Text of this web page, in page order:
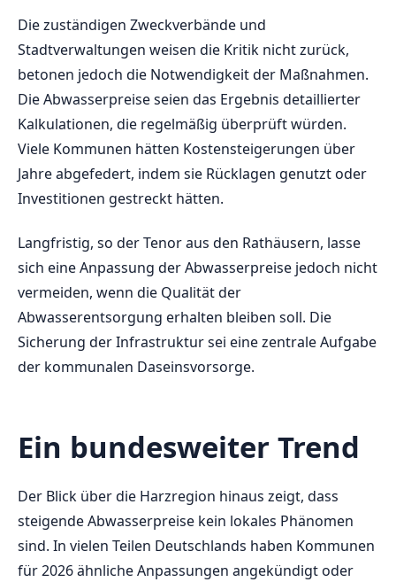
Die zuständigen Zweckverbände und
Stadtverwaltungen weisen die Kritik nicht zurück,
betonen jedoch die Notwendigkeit der Maßnahmen.
Die Abwasserpreise seien das Ergebnis detaillierter
Kalkulationen, die regelmäßig überprüft würden.
Viele Kommunen hätten Kostensteigerungen über
Jahre abgefedert, indem sie Rücklagen genutzt oder
Investitionen gestreckt hätten.
Langfristig, so der Tenor aus den Rathäusern, lasse
sich eine Anpassung der Abwasserpreise jedoch nicht
vermeiden, wenn die Qualität der
Abwasserentsorgung erhalten bleiben soll. Die
Sicherung der Infrastruktur sei eine zentrale Aufgabe
der kommunalen Daseinsvorsorge.
Ein bundesweiter Trend
Der Blick über die Harzregion hinaus zeigt, dass
steigende Abwasserpreise kein lokales Phänomen
sind. In vielen Teilen Deutschlands haben Kommunen
für 2026 ähnliche Anpassungen angekündigt oder